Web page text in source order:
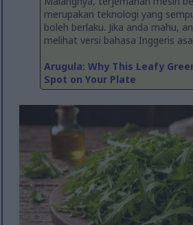
merupakan teknologi yang
boleh berlaku. Jika anda mahu,
melihat versi bahasa Inggeris
Arugula: Why This Leafy
Spot on Your Plate